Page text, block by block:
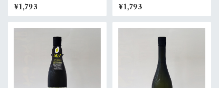
¥1,793 ¥1,793